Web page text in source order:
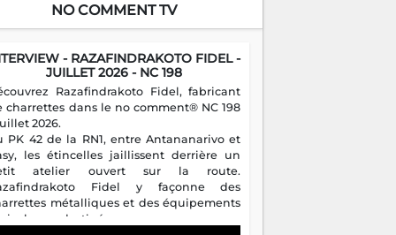
NO COMMENT TV
- RAZAFINDRAKOTO FIDEL -
JUILLET 2026 - NC 198
Razafindrakoto Fidel, fabricant
charrettes dans le no comment® NC 198
2026.
PK 42 de la RN1, entre Antananarivo et
les étincelles jaillissent derrière un
atelier ouvert sur la route.
Fidel y façonne des
métalliques et des équipements
destinés aux campagnes